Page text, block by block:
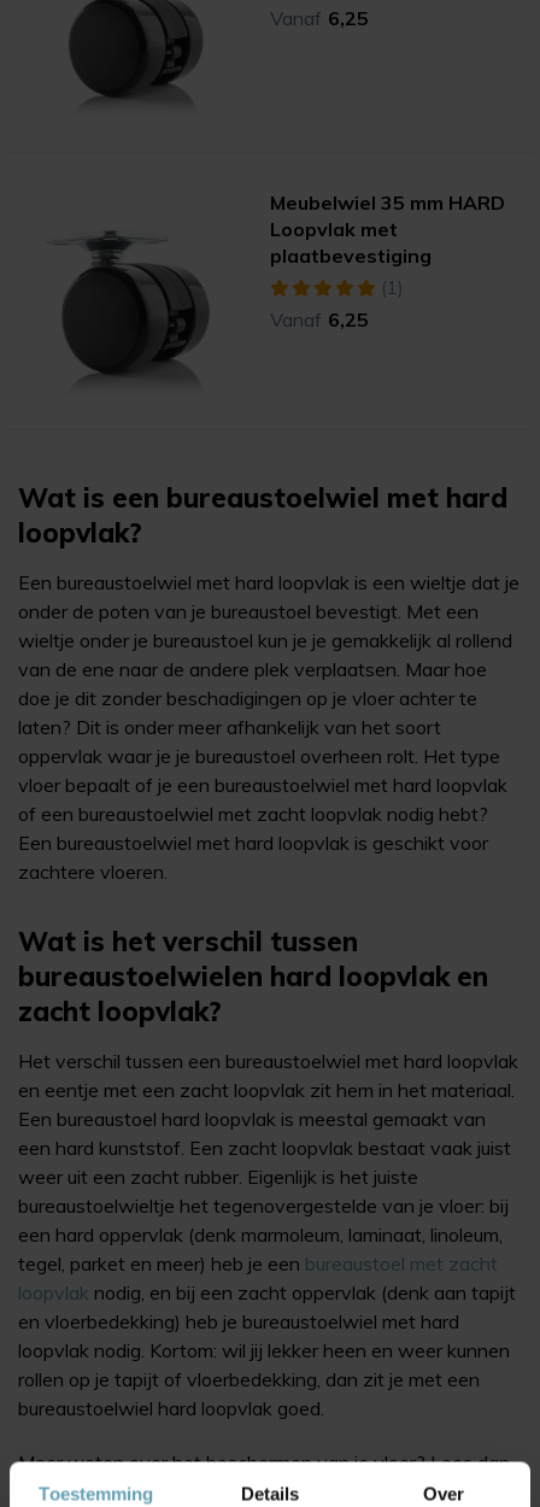
Toestemming Details Over
Vanaf 6,25
Meubelwiel 35 mm HARD
Loopvlak met
plaatbevestiging
(1)
Vanaf 6,25
Wat is een bureaustoelwiel met hard
loopvlak?
Een bureaustoelwiel met hard loopvlak is een wieltje dat je
onder de poten van je bureaustoel bevestigt. Met een
wieltje onder je bureaustoel kun je je gemakkelijk al rollend
van de ene naar de andere plek verplaatsen. Maar hoe
doe je dit zonder beschadigingen op je vloer achter te
laten? Dit is onder meer afhankelijk van het soort
oppervlak waar je je bureaustoel overheen rolt. Het type
vloer bepaalt of je een bureaustoelwiel met hard loopvlak
of een bureaustoelwiel met zacht loopvlak nodig hebt?
Een bureaustoelwiel met hard loopvlak is geschikt voor
zachtere vloeren.
Wat is het verschil tussen
bureaustoelwielen hard loopvlak en
zacht loopvlak?
Het verschil tussen een bureaustoelwiel met hard loopvlak
en eentje met een zacht loopvlak zit hem in het materiaal.
Een bureaustoel hard loopvlak is meestal gemaakt van
een hard kunststof. Een zacht loopvlak bestaat vaak juist
weer uit een zacht rubber. Eigenlijk is het juiste
bureaustoelwieltje het tegenovergestelde van je vloer: bij
een hard oppervlak (denk marmoleum, laminaat, linoleum,
tegel, parket en meer) heb je een bureaustoel met zacht
loopvlak nodig, en bij een zacht oppervlak (denk aan tapijt
en vloerbedekking) heb je bureaustoelwiel met hard
loopvlak nodig. Kortom: wil jij lekker heen en weer kunnen
rollen op je tapijt of vloerbedekking, dan zit je met een
bureaustoelwiel hard loopvlak goed.
Meer weten over het beschermen van je vloer? Lees dan
onze blogs: